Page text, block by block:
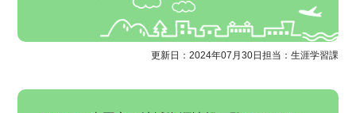
更新日：2024年07月30日 担当：生涯学習課